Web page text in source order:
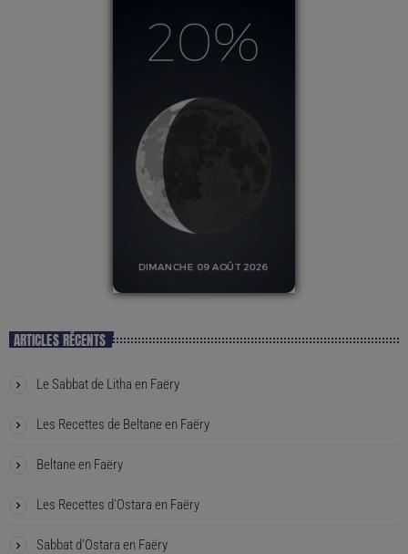
ARTICLES RÉCENTS
Le Sabbat de Litha en Faëry
Les Recettes de Beltane en Faëry
Beltane en Faëry
Les Recettes d’Ostara en Faëry
Sabbat d’Ostara en Faëry